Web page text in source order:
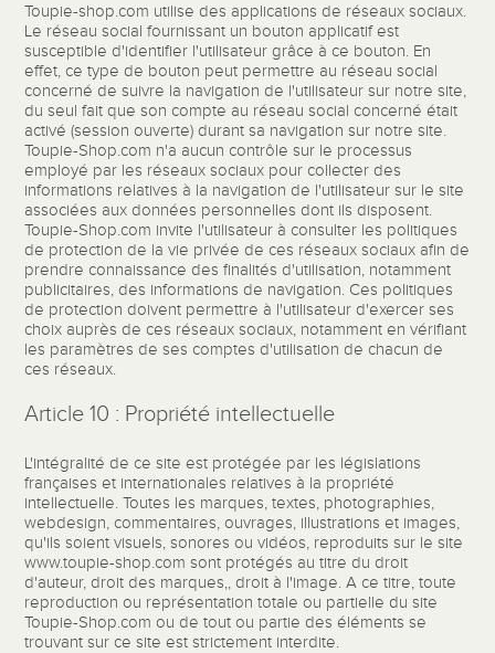
Toupie-shop.com utilise des applications de réseaux sociaux.
Le réseau social fournissant un bouton applicatif est
susceptible d'identifier l'utilisateur grâce à ce bouton. En
effet, ce type de bouton peut permettre au réseau social
concerné de suivre la navigation de l'utilisateur sur notre site,
du seul fait que son compte au réseau social concerné était
activé (session ouverte) durant sa navigation sur notre site.
Toupie-Shop.com n'a aucun contrôle sur le processus
employé par les réseaux sociaux pour collecter des
informations relatives à la navigation de l'utilisateur sur le site
associées aux données personnelles dont ils disposent.
Toupie-Shop.com invite l'utilisateur à consulter les politiques
de protection de la vie privée de ces réseaux sociaux afin de
prendre connaissance des finalités d'utilisation, notamment
publicitaires, des informations de navigation. Ces politiques
de protection doivent permettre à l'utilisateur d'exercer ses
choix auprès de ces réseaux sociaux, notamment en vérifiant
les paramètres de ses comptes d'utilisation de chacun de
ces réseaux.
Article 10 : Propriété intellectuelle
L'intégralité de ce site est protégée par les législations
françaises et internationales relatives à la propriété
intellectuelle. Toutes les marques, textes, photographies,
webdesign, commentaires, ouvrages, illustrations et images,
qu'ils soient visuels, sonores ou vidéos, reproduits sur le site
www.toupie-shop.com sont protégés au titre du droit
d'auteur, droit des marques,, droit à l'image. A ce titre, toute
reproduction ou représentation totale ou partielle du site
Toupie-Shop.com ou de tout ou partie des éléments se
trouvant sur ce site est strictement interdite.